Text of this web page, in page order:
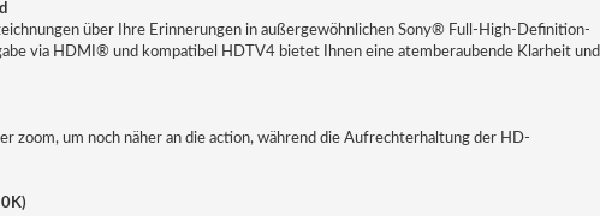
über Ihre Erinnerungen in außergewöhnlichen Sony® Full-High-Definition-
via HDMI® und kompatibel HDTV4 bietet Ihnen eine atemberaubende Klarheit und
zoom, um noch näher an die action, während die Aufrechterhaltung der HD-